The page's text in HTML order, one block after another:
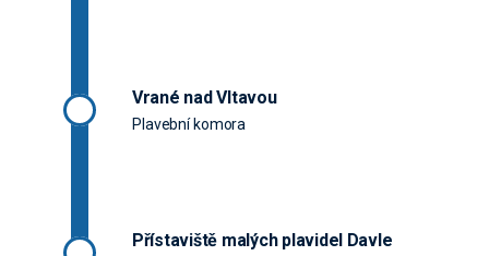
Vrané nad Vltavou
Plavební komora
Přístaviště malých plavidel Davle